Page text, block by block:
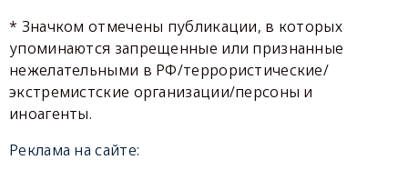
* Значком отмечены публикации, в которых
упоминаются запрещенные или признанные
нежелательными в РФ/террористические/
экстремистские организации/персоны и
иноагенты.
Реклама на сайте: